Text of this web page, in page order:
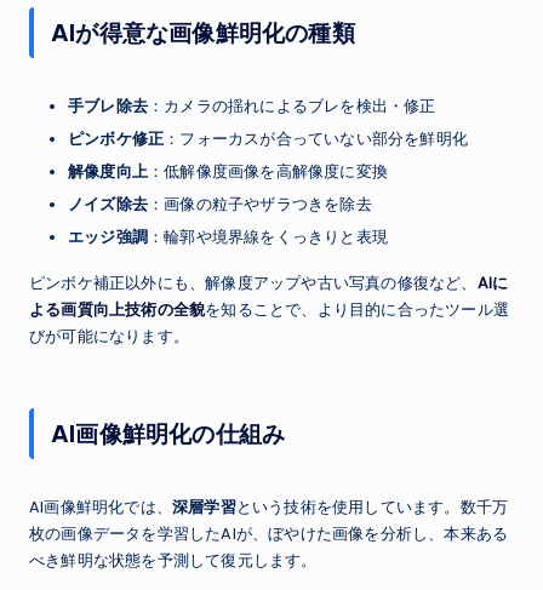
AIが得意な画像鮮明化の種類
手ブレ除去 ：カメラの揺れによるブレを検出・修正
ピンボケ修正 ：フォーカスが合っていない部分を鮮明化
解像度向上 ：低解像度画像を高解像度に変換
ノイズ除去 ：画像の粒子やザラつきを除去
エッジ強調 ：輪郭や境界線をくっきりと表現
ピンボケ補正以外にも、解像度アップや古い写真の修復など、 AIに
よる画質向上技術の全貌を知ることで、より目的に合ったツール選
びが可能になります。
AI画像鮮明化の仕組み
AI画像鮮明化では、 深層学習という技術を使用しています。数千万
枚の画像データを学習したAIが、ぼやけた画像を分析し、本来ある
べき鮮明な状態を予測して復元します。